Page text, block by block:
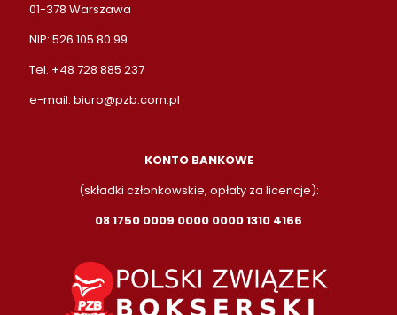
01-378 Warszawa
NIP: 526 105 80 99
Tel. +48 728 885 237
e-mail: biuro@pzb.com.pl
KONTO BANKOWE
(składki członkowskie, opłaty za licencje):
08 1750 0009 0000 0000 1310 4166